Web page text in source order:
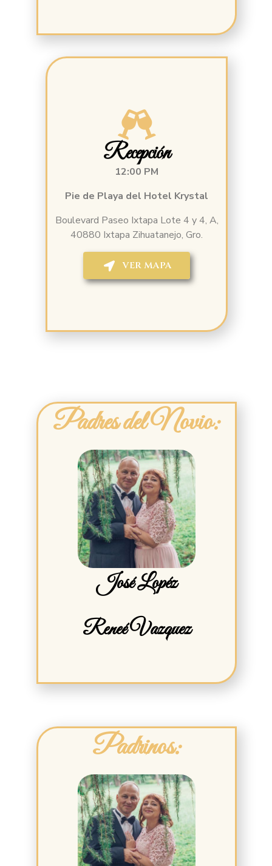
Recepción
12:00 PM
Pie de Playa del Hotel Krystal
Boulevard Paseo Ixtapa Lote 4 y 4, A,
40880 Ixtapa Zihuatanejo, Gro.
VER MAPA
Padres del Novio:
José Lopéz
Reneé Vazquez
Padrinos: